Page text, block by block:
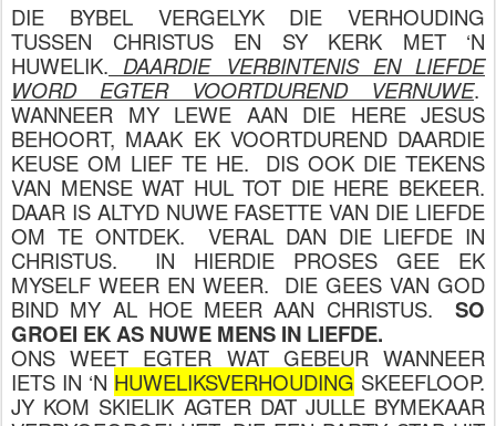
DIE BYBEL VERGELYK DIE VERHOUDING
TUSSEN CHRISTUS EN SY KERK MET ‘N
HUWELIK. DAARDIE VERBINTENIS EN LIEFDE
WORD EGTER VOORTDUREND VERNUWE.
WANNEER MY LEWE AAN DIE HERE JESUS
BEHOORT, MAAK EK VOORTDUREND DAARDIE
KEUSE OM LIEF TE HE. DIS OOK DIE TEKENS
VAN MENSE WAT HUL TOT DIE HERE BEKEER.
DAAR IS ALTYD NUWE FASETTE VAN DIE LIEFDE
OM TE ONTDEK. VERAL DAN DIE LIEFDE IN
CHRISTUS. IN HIERDIE PROSES GEE EK
MYSELF WEER EN WEER. DIE GEES VAN GOD
BIND MY AL HOE MEER AAN CHRISTUS. SO
GROEI EK AS NUWE MENS IN LIEFDE.
ONS WEET EGTER WAT GEBEUR WANNEER
IETS IN ‘N HUWELIKSVERHOUDING SKEEFLOOP.
JY KOM SKIELIK AGTER DAT JULLE BYMEKAAR